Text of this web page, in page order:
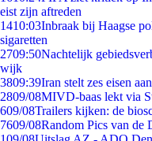
eist zijn aftreden
1410:03Inbraak bij Haagse
sigaretten
2709:50Nachtelijk
wijk
3809:39Iran stelt zes eisen
2809/08MIVD-baas lekt via
609/08Trailers kijken: de
7609/08Random Pics van de